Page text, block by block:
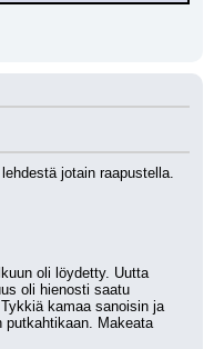
jotain raapustella.
oli löydetty. Uutta
oli hienosti saatu
kamaa sanoisin ja
putkahtikaan. Makeata